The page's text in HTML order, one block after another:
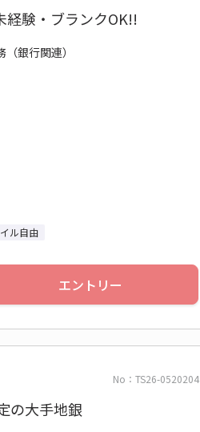
験・ブランクOK!!
銀行関連）
ル自由
エントリー
No：TS26-0520204
の大手地銀